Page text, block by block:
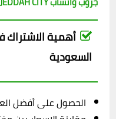
أهمية
السعودية
الحصول على أفضل